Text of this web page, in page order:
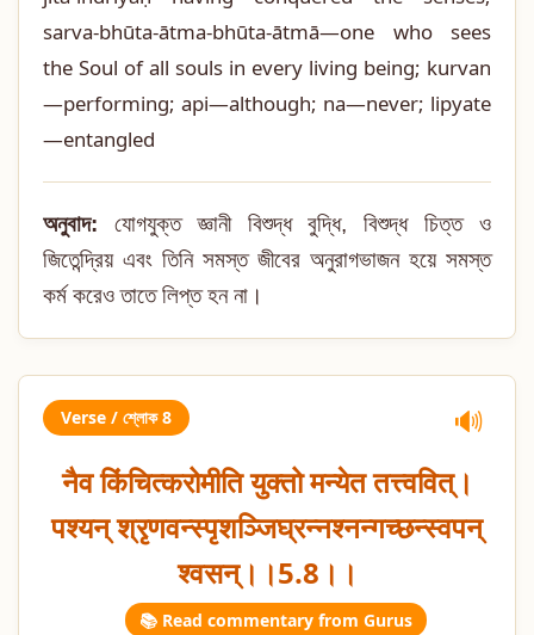
sarva-bhūta-ātma-bhūta-ātmā—one who sees
the Soul of all souls in every living being; kurvan
—performing; api—although; na—never; lipyate
—entangled
অনুবাদ: যোগযুক্ত জ্ঞানী বিশুদ্ধ বুদ্ধি, বিশুদ্ধ চিত্ত ও
জিতেন্দ্রিয় এবং তিনি সমস্ত জীবের অনুরাগভাজন হয়ে সমস্ত
কর্ম করেও তাতে লিপ্ত হন না।
Verse / শ্লোক 8 🔊
नैव किंचित्करोमीति युक्तो मन्येत तत्त्ववित्।
पश्यन् श्रृणवन्स्पृशञ्जिघ्रन्नश्नन्गच्छन्स्वपन्
श्वसन्।।5.8।।
📚 Read commentary from Gurus